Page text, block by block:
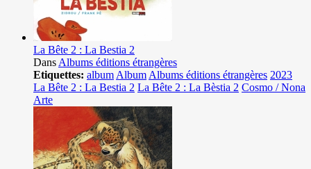
La Bête 2 : La Bestia 2
Dans Albums éditions étrangères
Etiquettes: album Album Albums éditions étrangères 2023
La Bête 2 : La Bestia 2 La Bête 2 : La Bèstia 2 Cosmo / Nona
Arte